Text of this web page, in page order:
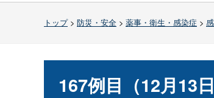
トップ> 防災・安全 > 薬事・衛生・感染症 >
167例目（12月13